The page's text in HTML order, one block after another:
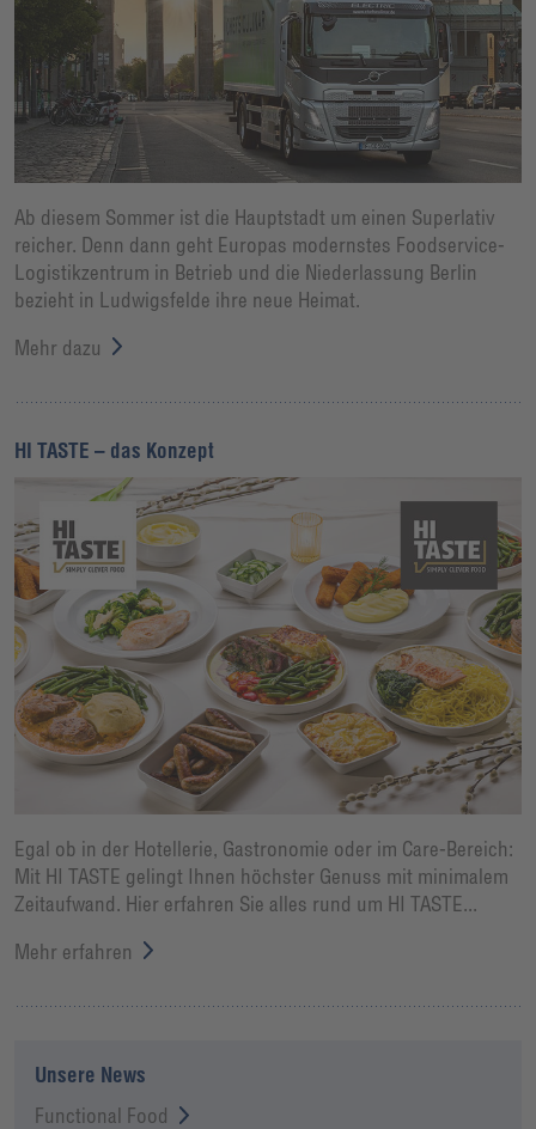
Ab diesem Sommer ist die Hauptstadt um einen Superlativ
reicher. Denn dann geht Europas modernstes Foodservice-
Logistikzentrum in Betrieb und die Niederlassung Berlin
bezieht in Ludwigsfelde ihre neue Heimat.
Mehr dazu
HI TASTE – das Konzept
Egal ob in der Hotellerie, Gastronomie oder im Care-Bereich:
Mit HI TASTE gelingt Ihnen höchster Genuss mit minimalem
Zeitaufwand. Hier erfahren Sie alles rund um HI TASTE...
Mehr erfahren
Unsere News
Functional Food